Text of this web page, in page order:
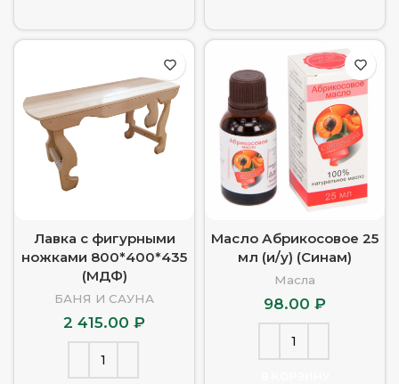
Лавка с фигурными
ножками 800*400*435
(МДФ)
БАНЯ И САУНА
2 415.00 ₽
Масло Абрикосовое 25
мл (и/у) (Синам)
Масла
98.00 ₽